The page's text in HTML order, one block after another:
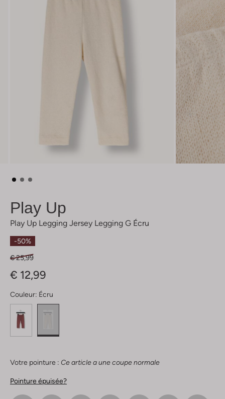
Play Up
Play Up Legging Jersey Legging G Écru
-50%
€ 25,99
€ 12,99
Couleur: Écru
Votre pointure : Ce article a une coupe normale
Pointure épuisée?